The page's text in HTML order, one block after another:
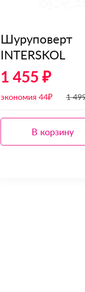
Шуруповерт
INTERSKOL
1 455 ₽
экономия 44₽ 1
В корзину